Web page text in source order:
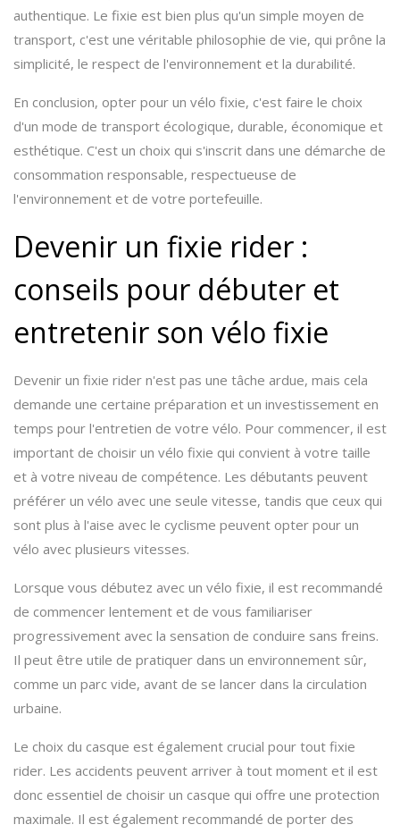
authentique. Le fixie est bien plus qu'un simple moyen de
transport, c'est une véritable philosophie de vie, qui prône la
simplicité, le respect de l'environnement et la durabilité.
En conclusion, opter pour un vélo fixie, c'est faire le choix
d'un mode de transport écologique, durable, économique et
esthétique. C'est un choix qui s'inscrit dans une démarche de
consommation responsable, respectueuse de
l'environnement et de votre portefeuille.
Devenir un fixie rider :
conseils pour débuter et
entretenir son vélo fixie
Devenir un fixie rider n'est pas une tâche ardue, mais cela
demande une certaine préparation et un investissement en
temps pour l'entretien de votre vélo. Pour commencer, il est
important de choisir un vélo fixie qui convient à votre taille
et à votre niveau de compétence. Les débutants peuvent
préférer un vélo avec une seule vitesse, tandis que ceux qui
sont plus à l'aise avec le cyclisme peuvent opter pour un
vélo avec plusieurs vitesses.
Lorsque vous débutez avec un vélo fixie, il est recommandé
de commencer lentement et de vous familiariser
progressivement avec la sensation de conduire sans freins.
Il peut être utile de pratiquer dans un environnement sûr,
comme un parc vide, avant de se lancer dans la circulation
urbaine.
Le choix du casque est également crucial pour tout fixie
rider. Les accidents peuvent arriver à tout moment et il est
donc essentiel de choisir un casque qui offre une protection
maximale. Il est également recommandé de porter des